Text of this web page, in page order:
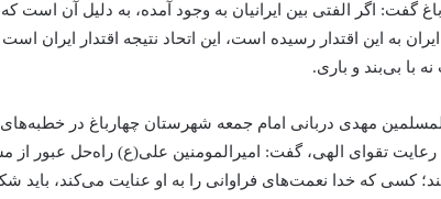
گفت: اگر الفتی بین ایرانیان به وجود آمده، به دلیل آن است
به این اقتدار رسیده است، این اتحاد نتیجه اقتدار ایران
با بی‌بند و باری.
مهدی دربانی امام جمعه شهرستان چهارباغ در
تقوای الهی، گفت: امیرالمومنین علی‌(ع) راه‌حل عبور از
کسی که خدا نعمت‌های فراوانی را به او عنایت می‌کند، باید